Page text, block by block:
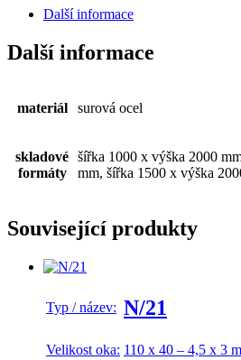
Další informace
Další informace
materiál surová ocel
skladové
formáty
šířka 1000 x výška 2000
mm, šířka 1500 x výška
Související produkty
Typ / název: N/21
Velikost oka: 110 x 40 – 4,5 x 3